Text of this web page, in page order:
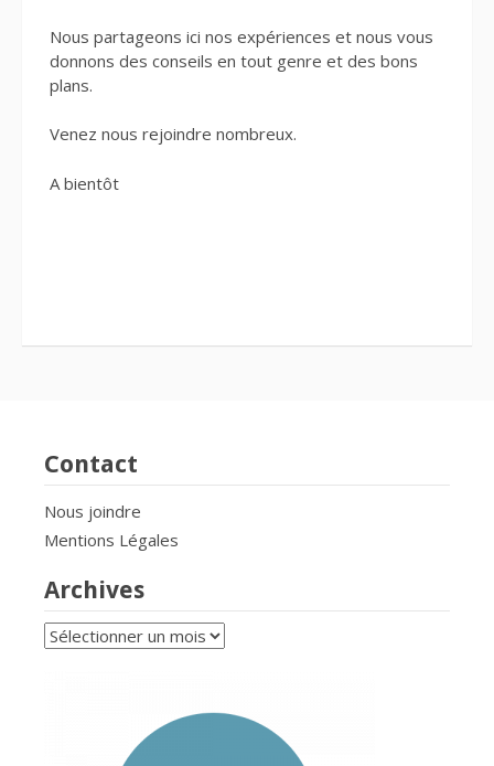
Nous partageons ici nos expériences et nous vous
donnons des conseils en tout genre et des bons
plans.
Venez nous rejoindre nombreux.
A bientôt
Contact
Nous joindre
Mentions Légales
Archives
Archives